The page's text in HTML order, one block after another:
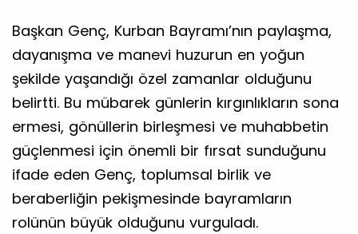
​Başkan Genç, Kurban Bayramı’nın paylaşma,
dayanışma ve manevi huzurun en yoğun
şekilde yaşandığı özel zamanlar olduğunu
belirtti. Bu mübarek günlerin kırgınlıkların sona
ermesi, gönüllerin birleşmesi ve muhabbetin
güçlenmesi için önemli bir fırsat sunduğunu
ifade eden Genç, toplumsal birlik ve
beraberliğin pekişmesinde bayramların
rolünün büyük olduğunu vurguladı.